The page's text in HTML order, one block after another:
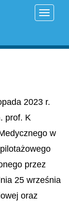
2023 r.
prof. K
w
przez
25 września
oraz